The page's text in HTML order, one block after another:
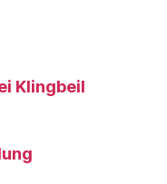
Klingbeil